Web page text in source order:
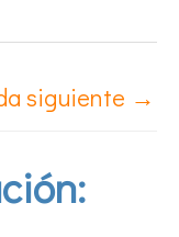
siguiente →